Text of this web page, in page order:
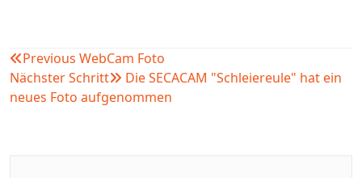
Beitragsnavigation
Previous WebCam Foto
Nächster Schritt
Die SECACAM "Schleiereule" hat ein
neues Foto aufgenommen